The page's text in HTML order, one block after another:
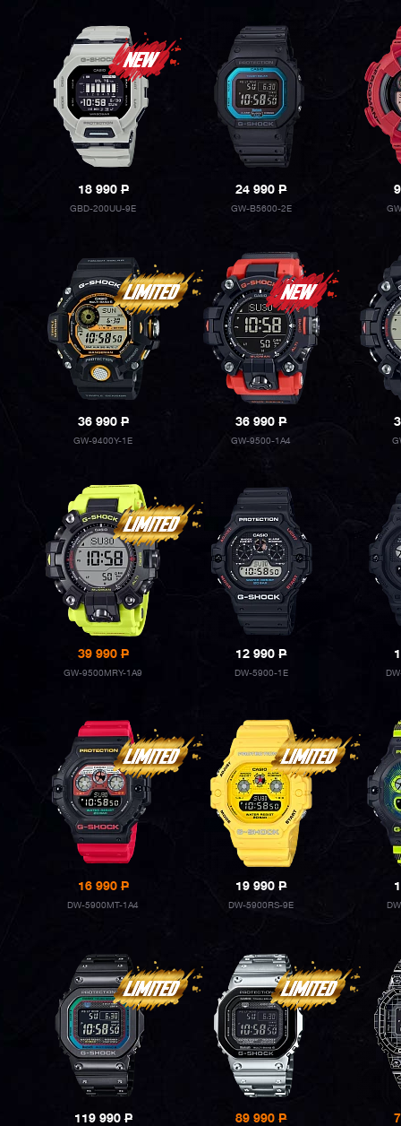
18 990P
GBD-200UU-9E
24 990P
GW-B5600-2E
36 990P
GW-9400Y-1E
36 990P
GW-9500-1A4
39 990P
GW-9500MRY-1A9
12 990P
DW-5900-1E
16 990P
DW-5900MT-1A4
19 990P
DW-5900RS-9E
119 990P 89 990P